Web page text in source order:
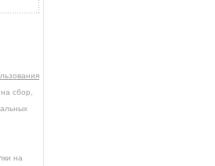
сбор,
на